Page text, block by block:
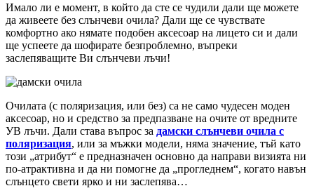
Имало ли е момент, в който да сте се чудили дали ще можете
да живеете без слънчеви очила? Дали ще се чувствате
комфортно ако нямате подобен аксесоар на лицето си и дали
ще успеете да шофирате безпроблемно, въпреки
заслепяващите Ви слънчеви лъчи!
Очилата (с поляризация, или без) са не само чудесен моден
аксесоар, но и средство за предпазване на очите от вредните
УВ лъчи. Дали става въпрос за дамски слънчеви очила с
поляризация, или за мъжки модели, няма значение, тъй като
този „атрибут“ е предназначен основно да направи визията ни
по-атрактивна и да ни помогне да „прогледнем“, когато навън
слънцето свети ярко и ни заслепява…